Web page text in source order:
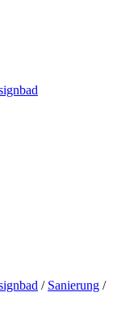
/ Sanierung /